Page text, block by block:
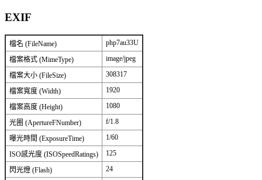
EXIF
檔名 (FileName) php7au33U
檔案格式 (MimeType) image/jpeg
檔案大小 (FileSize) 308317
檔案寬度 (Width) 1920
檔案高度 (Height) 1080
光圈 (ApertureFNumber) f/1.8
曝光時間 (ExposureTime) 1/60
ISO感光度 (ISOSpeedRatings) 125
閃光燈 (Flash) 24